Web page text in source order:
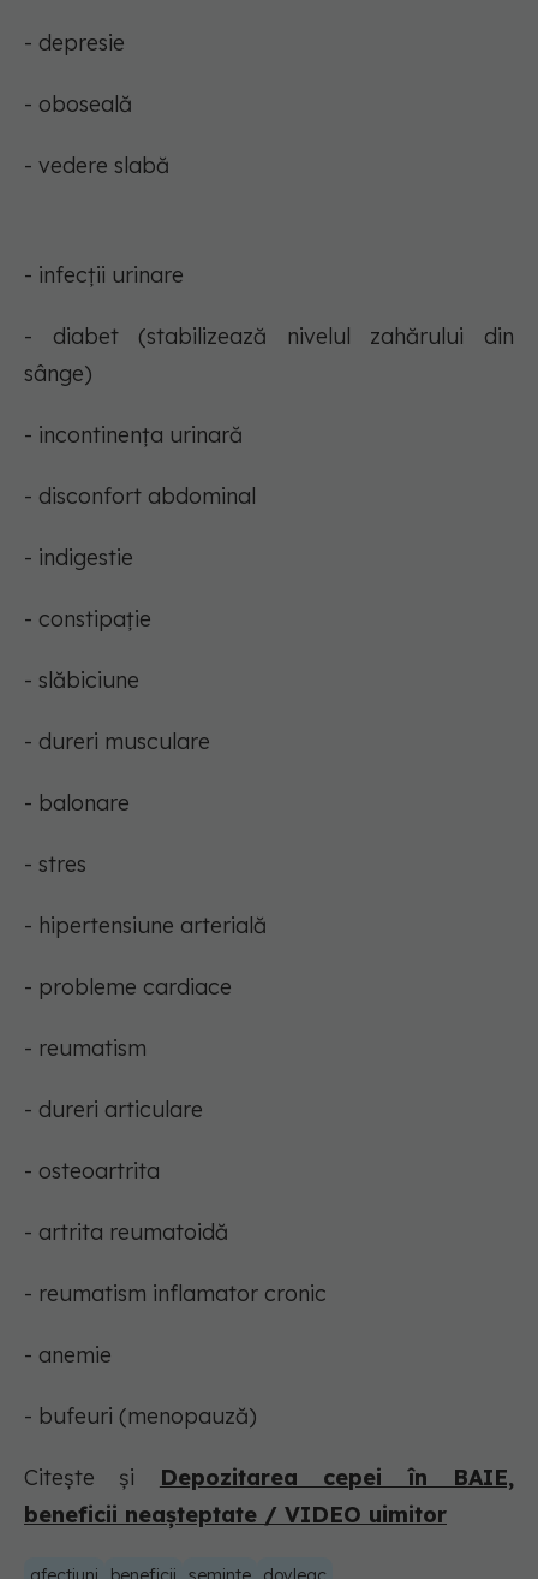
- depresie
- oboseală
- vedere slabă
- infecții urinare
- diabet (stabilizează nivelul zahărului din
sânge)
- incontinența urinară
- disconfort abdominal
- indigestie
- constipație
- slăbiciune
- dureri musculare
- balonare
- stres
- hipertensiune arterială
- probleme cardiace
- reumatism
- dureri articulare
- osteoartrita
- artrita reumatoidă
- reumatism inflamator cronic
- anemie
- bufeuri (menopauză)
Citește și Depozitarea cepei în BAIE,
beneficii neașteptate / VIDEO uimitor